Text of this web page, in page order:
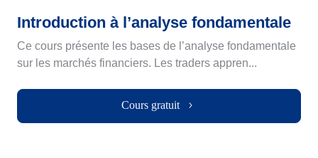
Introduction à l’analyse fondamentale
Ce cours présente les bases de l’analyse fondamentale
sur les marchés financiers. Les traders appren...
Cours gratuit